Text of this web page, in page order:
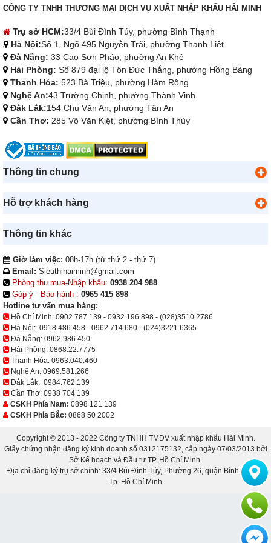
CÔNG TY TNHH THƯƠNG MẠI DỊCH VỤ XUẤT NHẬP KHẨU HẢI MINH
Trụ sở HCM:33/4 Bùi Đình Túy, phường Bình Thạnh
Hà Nội:Số 1, Ngõ 495 Nguyễn Trãi, phường Thanh Liệt
Đà Nẵng: 33 Cao Sơn Pháo, phường An Khê
Hải Phòng: Số 879 đại lộ Tôn Đức Thắng, phường Hồng Bàng
Thanh Hóa: 523 Bà Triệu, phường Hàm Rồng
Nghệ An:43 Trường Chinh, phường Thành Vinh
Đắk Lắk:154 Chu Văn An, phường Tân An
Cần Thơ: 285 Võ Văn Kiệt, phường Bình Thủy
Thông tin chung
Hỗ trợ khách hàng
Thông tin khác
Giờ làm việc: 08h-17h (từ thứ 2 - thứ 7)
Email: Sieuthihaiminh@gmail.com
Phòng thu mua-Nhập khẩu: 0938 204 988
Góp ý - Bảo hành : 0965 415 898
Hotline tư vấn mua hàng:
Hồ Chí Minh: 0902.787.139 - 0932.196.898 - (028)3510.2786
Hà Nội: 0918.486.458 - 0962.714.680 - (024)3221.6365
Đà Nẵng: 0962.986.450
Hải Phòng: 0868.22.7775
Thanh Hóa: 0963.040.460
Nghệ An: 0969.581.266
Đắk Lắk: 0984.762.139
Cần Thơ: 0938 704 139
CSKH Phía Nam: 0898 121 139
CSKH Phía Bắc: 0868 50 2002
Copyright © 2013 - 2022 Công ty TNHH TMDV xuất nhập khẩu Hải Minh.
Giấy chứng nhận đăng ký kinh doanh số 0312175132, cấp ngày 07/03/2013 bởi
Sở Kế hoạch và Đầu tư TP. Hồ Chí Minh.
Địa chỉ đăng ký trụ sở chính: 33/4 Bùi Đình Túy, Phường 26, quận Bình Thạnh,
Tp. Hồ Chí Minh